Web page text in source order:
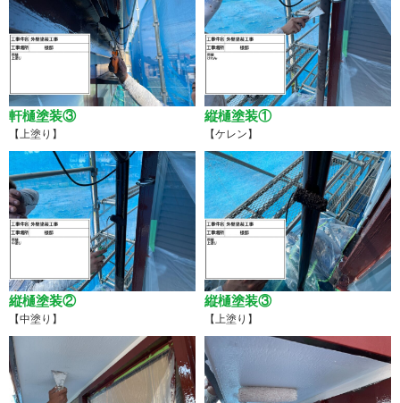
軒樋塗装③
【上塗り】
縦樋塗装①
【ケレン】
縦樋塗装②
【中塗り】
縦樋塗装③
【上塗り】